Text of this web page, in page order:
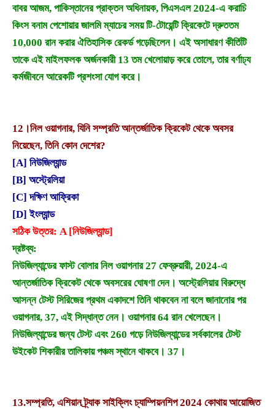
বাবর আজম, পাকিস্তানের প্রাক্তন অধিনায়ক, পিএসএল 2024-এ করাচি
কিংস বনাম পেশোয়ার জালমি ম্যাচের সময় টি-টোয়েন্টি ক্রিকেটে দ্রুততম
10,000 রান করার ঐতিহাসিক রেকর্ড গড়েছিলেন। এই অসাধারণ কীর্তিটি
তাকে এই মাইলফলক অর্জনকারী 13 তম খেলোয়াড় করে তোলে, তার বর্ণাঢ্য
কর্মজীবনে আরেকটি প্রশংসা যোগ করে।
12।নিল ওয়াগনার, যিনি সম্প্রতি আন্তর্জাতিক ক্রিকেট থেকে অবসর
নিয়েছেন, তিনি কোন দেশের?
[A] নিউজিল্যান্ড
[B] অস্ট্রেলিয়া
[C] দক্ষিণ আফ্রিকা
[D] ইংল্যান্ড
সঠিক উত্তর: A [নিউজিল্যান্ড]
দ্রষ্টব্য:
নিউজিল্যান্ডের ফাস্ট বোলার নিল ওয়াগনার 27 ফেব্রুয়ারী, 2024-এ
আন্তর্জাতিক ক্রিকেট থেকে অবসরের ঘোষণা দেন। অস্ট্রেলিয়ার বিরুদ্ধে
আসন্ন টেস্ট সিরিজের প্রথম একাদশে তিনি থাকবেন না বলে জানানোর পর
ওয়াগনার, 37, এই সিদ্ধান্ত নেন। ওয়াগনার 64 রান খেলেছেন।
নিউজিল্যান্ডের জন্য টেস্ট এবং 260 গড়ে নিউজিল্যান্ডের সর্বকালের টেস্ট
উইকেট শিকারীর তালিকায় পঞ্চম স্থানে থাকবে। 37।
13.সম্প্রতি, এশিয়ান ট্র্যাক সাইক্লিং চ্যাম্পিয়নশিপ 2024 কোথায় আয়োজিত